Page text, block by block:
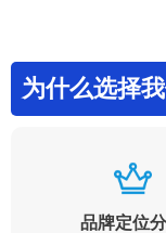
为什么选择
品牌定位